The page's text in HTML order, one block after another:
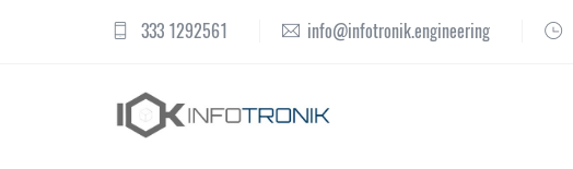
333 1292561 info@infotronik.engineering